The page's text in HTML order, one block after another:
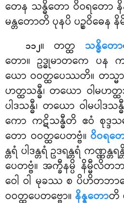
တေန သန္ဓိတော ဝိဝရတော
မန္တတောတိ ပုနပိ ပဉ္စဝိဓေန
၁၁၂။ တတ္ထ သန္ဓိတော
တော။ ဥဒ္ဓုမာတကေ ပ
ယော ဝဝတ္ထပေဿတိ။ တသ္မ
ဟတ္ထသန္ဓီ၊ တယော ဝါမဟတ္
ပါဒသန္ဓီ၊ တယော ဝါမပါဒသန္ဓီ
ကော ကဋိသန္ဓီတိ ဧဝံ စုဒ္ဒသ
တော ဝဝတ္ထပေတဗ္ဗံ။ ဝိဝရတ
န္တရံ ပါဒန္တရံ ဥဒရန္တရံ ကဏ္ဏန္
ပေတဗ္ဗံ။ အက္ခီနမ္ပိ နိမ္မီလိတ
ဝေါ ဝါ မုခဿ စ ပိဟိတဘာဝ
ဝဝတ္ထပေတဗ္ဗော။ နိန္နတောတိ